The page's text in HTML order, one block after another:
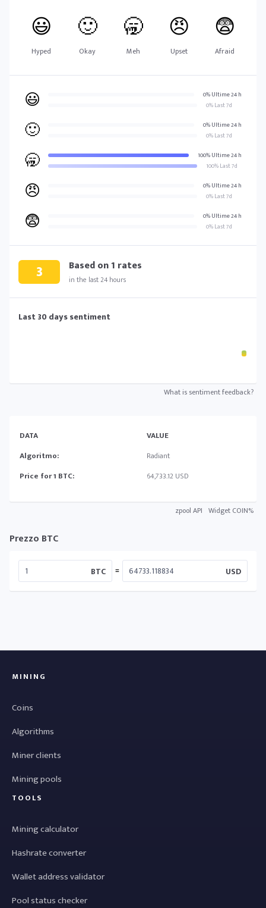
😃
Hyped
🙂
Okay
🥱
Meh
😠
Upset
😨
Afraid
😃
0% Ultime 24 h
0% Last 7d
🙂
0% Ultime 24 h
0% Last 7d
🥱
100% Ultime 24 h
100% Last 7d
😠
0% Ultime 24 h
0% Last 7d
😨
0% Ultime 24 h
0% Last 7d
3 Based on1 rates
in the last 24 hours
Last 30 days sentiment
What is sentiment feedback?
DATA
VALUE
Algoritmo:
Radiant
Price for 1 BTC:
64,733.12 USD
zpool API Widget COIN%
Prezzo BTC
BTC = USD
MINING
Coins
Algorithms
Miner clients
Mining pools
TOOLS
Mining calculator
Hashrate converter
Wallet address validator
Pool status checker